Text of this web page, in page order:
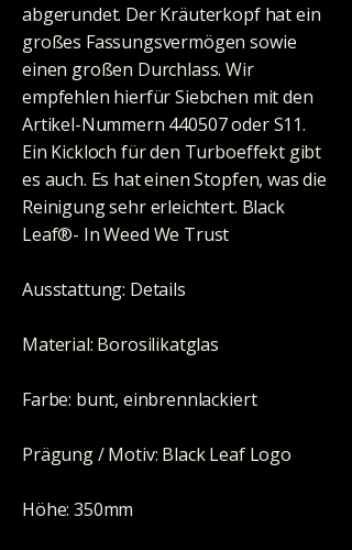
abgerundet. Der Kräuterkopf hat ein
großes Fassungsvermögen sowie
einen großen Durchlass. Wir
empfehlen hierfür Siebchen mit den
Artikel-Nummern 440507 oder S11.
Ein Kickloch für den Turboeffekt gibt
es auch. Es hat einen Stopfen, was die
Reinigung sehr erleichtert. Black
Leaf®- In Weed We Trust
Ausstattung: Details
Material: Borosilikatglas
Farbe: bunt, einbrennlackiert
Prägung / Motiv: Black Leaf Logo
Höhe: 350mm